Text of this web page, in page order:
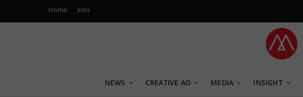
Home Jobs
Marketing Oops!
NEWS CREATIVE AD MEDIA INSIGHT